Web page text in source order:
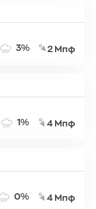
3% 2 Μπφ
1% 4 Μπφ
0% 4 Μπφ